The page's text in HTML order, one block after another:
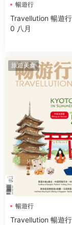
暢遊行
Travellution 暢遊
0 八月
旅遊美食
暢遊行
Travellution 暢遊